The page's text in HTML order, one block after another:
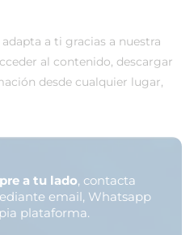
a ti gracias a nuestra
al contenido, descargar
desde cualquier lugar,
a tu lado, contacta
email, Whatsapp
plataforma.